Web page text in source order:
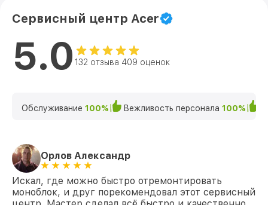
Сервисный центр Acer
5.0 132 отзыва 409 оценок
Обслуживание 100% Вежливость персонала 100%
Орлов Александр
Искал, где можно быстро отремонтировать
моноблок, и друг порекомендовал этот сервисный